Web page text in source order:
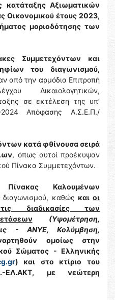
κατάταξης Αξιωματικών
Οικονομικού έτους 2023,
μοριοδότησης των
Συμμετεχόντων και
του διαγωνισμού,
από την αρμόδια Επιτροπή
Δικαιολογητικών,
σε εκτέλεση της υπ’
2024 Απόφασης Α.Σ.Ε.Π./
κατά φθίνουσα σειρά
, όπως αυτοί προέκυψαν
Πίνακα Συμμετεχόντων.
Πίνακας Καλουμένων
διαγωνισμού, καθώς καιοι
διαδικασίες των
(Υψομέτρηση,
- ΑΝΥΕ, Κολύμβηση,
ομοίως στην
Σώματος - Ελληνικής
) και στο κτίριο του
ΕΛ.ΑΚΤ, με νεώτερη